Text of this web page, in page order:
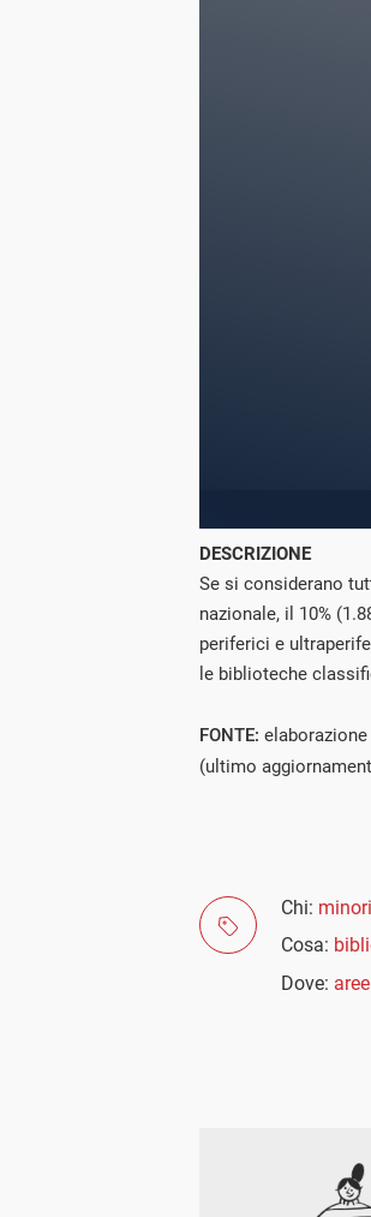
DESCRIZIONE
Se si considerano
nazionale, il 10%
periferici e
le biblioteche
FONTE:
(ultimo
Chi: minori
Cosa:
Dove: